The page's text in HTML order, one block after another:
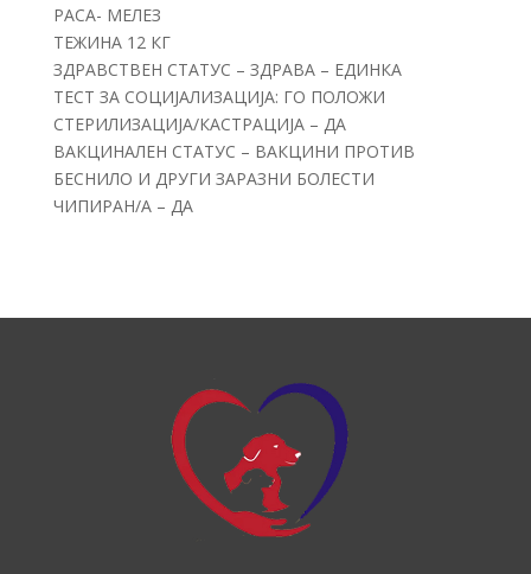
РАСА- МЕЛЕЗ
ТЕЖИНА 12 КГ
ЗДРАВСТВЕН СТАТУС – ЗДРАВА – ЕДИНКА
ТЕСТ ЗА СОЦИЈАЛИЗАЦИЈА: ГО ПОЛОЖИ
СТЕРИЛИЗАЦИЈА/КАСТРАЦИЈА – ДА
ВАКЦИНАЛЕН СТАТУС – ВАКЦИНИ ПРОТИВ
БЕСНИЛО И ДРУГИ ЗАРАЗНИ БОЛЕСТИ
ЧИПИРАН/А – ДА